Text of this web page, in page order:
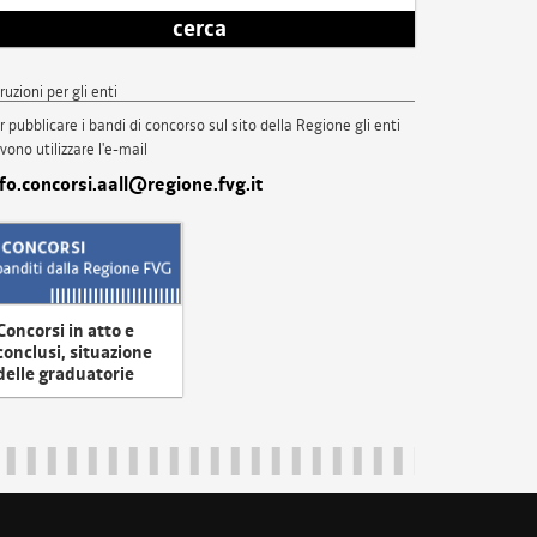
cerca
per gli enti
pubblicare i bandi di concorso sul sito della Regione gli enti
utilizzare l'e-mail
in atto e
situazione
graduatorie